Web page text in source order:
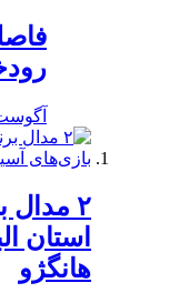
آگوست 21,
استان
هانگژو